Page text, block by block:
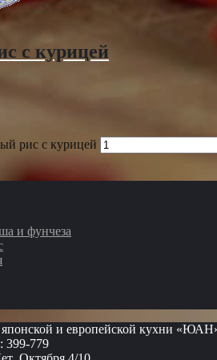
с курицей
рис с курицей
и фунчеза
японской и европейской кухни
399-779